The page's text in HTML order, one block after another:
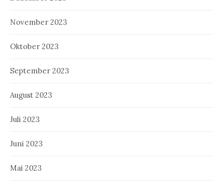
November 2023
Oktober 2023
September 2023
August 2023
Juli 2023
Juni 2023
Mai 2023